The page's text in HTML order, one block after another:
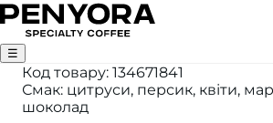
☰
Код товару: 134671841
Смак: цитруси, персик, квіти,
шоколад